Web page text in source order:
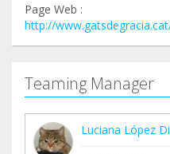
Page Web :
http://
Teaming Manager
Luciana López